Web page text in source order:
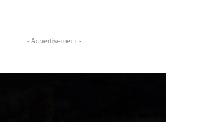
- Advertisement -